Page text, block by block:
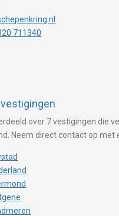
711340
over 7 vestigingen die
Neem direct contact op met